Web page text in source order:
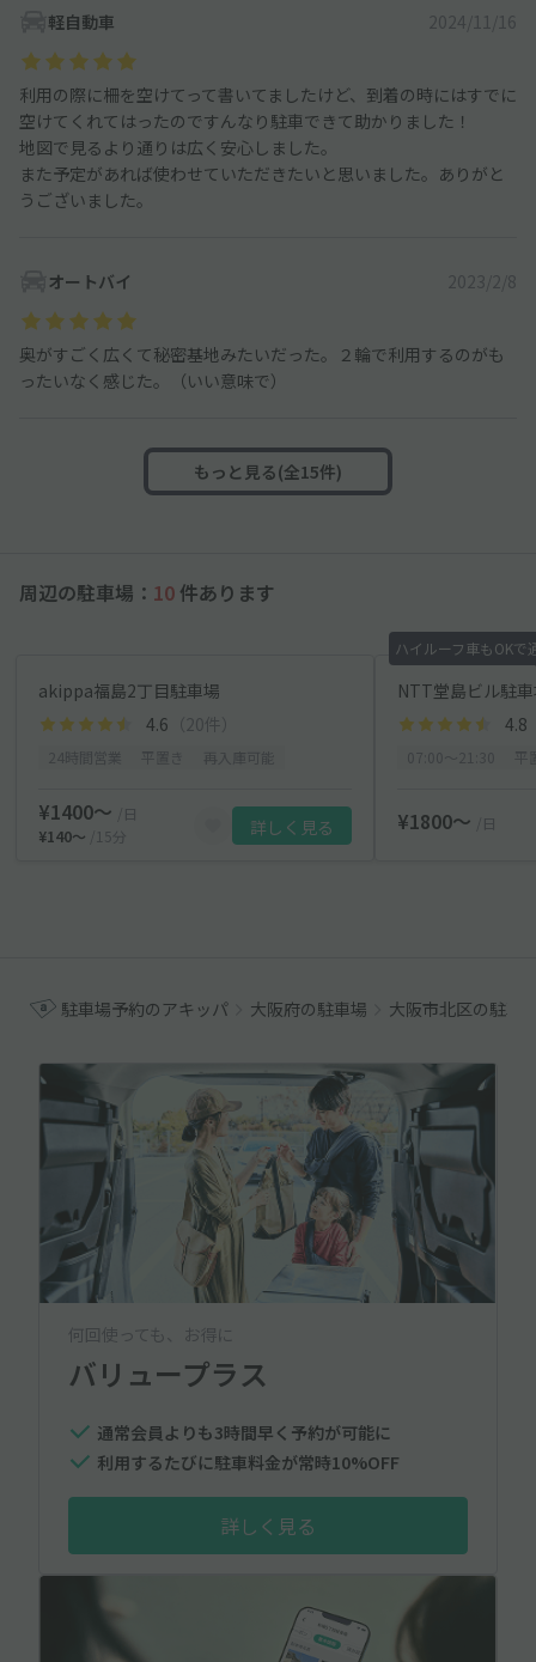
軽自動車 2024/11/16
利用の際に柵を空けてって書いてましたけど、到着の時にはすでに
空けてくれてはったのですんなり駐車できて助かりました！
地図で見るより通りは広く安心しました。
また予定があれば使わせていただきたいと思いました。ありがと
うございました。
オートバイ 2023/2/8
奥がすごく広くて秘密基地みたいだった。２輪で利用するのがも
ったいなく感じた。（いい意味で）
もっと見る(全15件)
周辺の駐車場： 10 件あります
akippa福島2丁目駐車場
4.6 （20件）
¥1400〜
/日
¥140〜
/15分 詳しく見る
ハイルーフ車もOK
4.8
¥1800〜 /日
駐車場予約のアキッパ 大阪府の駐車場 大阪市北区の駐車
何回使っても、お得に
バリュープラス
通常会員よりも3時間早く予約が可能に
利用するたびに駐車料金が常時10%OFF
詳しく見る